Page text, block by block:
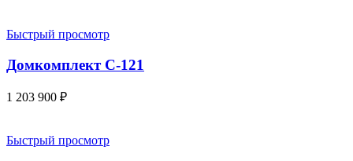
Быстрый просмотр
Домкомплект С-121
1 203 900 ₽
Быстрый просмотр